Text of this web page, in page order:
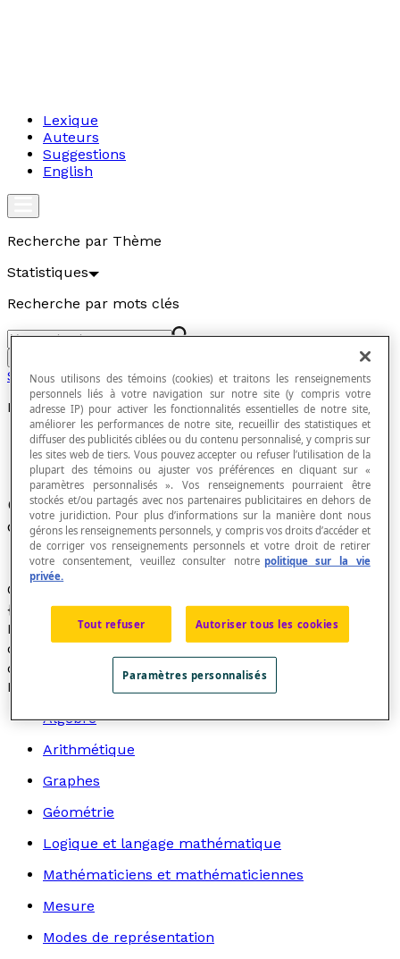
Lexique
Auteurs
Suggestions
English
Recherche par Thème
Statistiques
Recherche par mots clés
Statistiques
Décile
Chacun des nombres qui divisent un ensemble
d’observations en 10 parties d'effectifs égaux.
Chacune de ces parties représente ainsi [latex]\frac{1}
{10}[/latex] de l'échantillon de la population observée.
Le
rang décilecorrespond à la proportion des valeurs
d'une distribution inférieure ou égale à une valeur
déterminée.
Recherche par thème
Algèbre
Arithmétique
Graphes
Géométrie
Logique et langage mathématique
Mathématiciens et mathématiciennes
Mesure
Modes de représentation
Nous utilisons des témoins (cookies) et traitons les renseignements
personnels liés à votre navigation sur notre site (y compris votre
adresse IP) pour activer les fonctionnalités essentielles de notre site,
améliorer les performances de notre site, recueillir des statistiques et
diffuser des publicités ciblées ou du contenu personnalisé, y compris sur
les sites web de tiers. Vous pouvez accepter ou refuser l’utilisation de la
plupart des témoins ou ajuster vos préférences en cliquant sur «
paramètres personnalisés ». Vos renseignements pourraient être
stockés et/ou partagés avec nos partenaires publicitaires en dehors de
votre juridiction. Pour plus d’informations sur la manière dont nous
gérons les renseignements personnels, y compris vos droits d’accéder et
de corriger vos renseignements personnels et votre droit de retirer
votre consentement, veuillez consulter notre politique sur la vie
privée.
Tout refuser Autoriser tous les cookies
Paramètres personnalisés